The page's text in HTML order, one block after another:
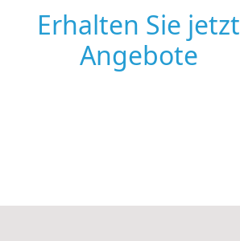
Erhalten Sie jetzt
Angebote